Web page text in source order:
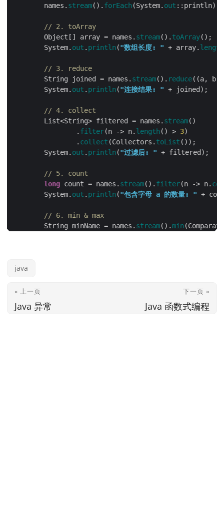
        names.
stream(). forEach (System. out
// 2. toArray
        Object[] array = names.
stream(). toArray
        System.
out . println ("数组长度: " + array. length
// 3. reduce
        String joined = names.
stream(). reduce((a, b)
        System.
out . println ("连接结果: "
// 4. collect
        List<String> filtered = names.
stream
                .
filter(n -> n. length () > 3
                .
collect (Collectors. toList
        System.
out . println ("过滤后: "
// 5. count
long count = names. stream(). filter(n -> n.
        System.
out . println ("包含字母 a 的数量: "
// 6. min & max
        String minName = names.
stream().min
noneMatch(n ->
        System.
"全部长度 >= 3: "
java
« 上一页
Java 异常
下一页 »
Java 函数式编程